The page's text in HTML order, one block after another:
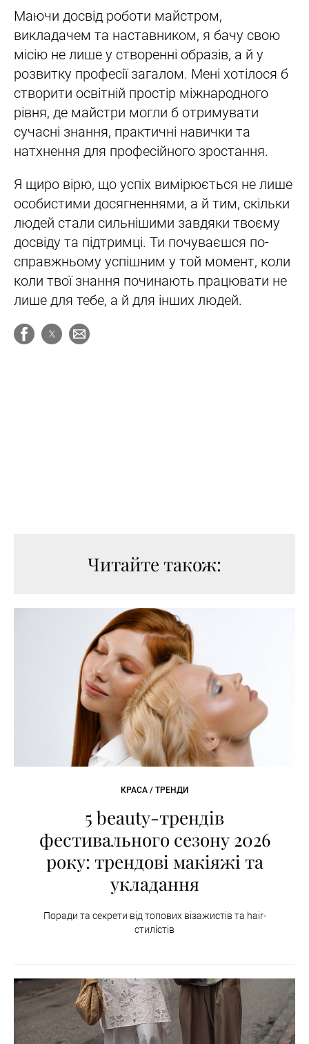
Маючи досвід роботи майстром,
викладачем та наставником, я бачу свою
місію не лише у створенні образів, а й у
розвитку професії загалом. Мені хотілося б
створити освітній простір міжнародного
рівня, де майстри могли б отримувати
сучасні знання, практичні навички та
натхнення для професійного зростання.
Я щиро вірю, що успіх вимірюється не лише
особистими досягненнями, а й тим, скільки
людей стали сильнішими завдяки твоєму
досвіду та підтримці. Ти почуваєшся по-
справжньому успішним у той момент, коли
коли твої знання починають працювати не
лише для тебе, а й для інших людей.
Читайте також:
КРАСА / ТРЕНДИ
5 beauty-трендів
фестивального сезону 2026
року: трендові макіяжі та
укладання
Поради та секрети від топових візажистів та hair-
стилістів